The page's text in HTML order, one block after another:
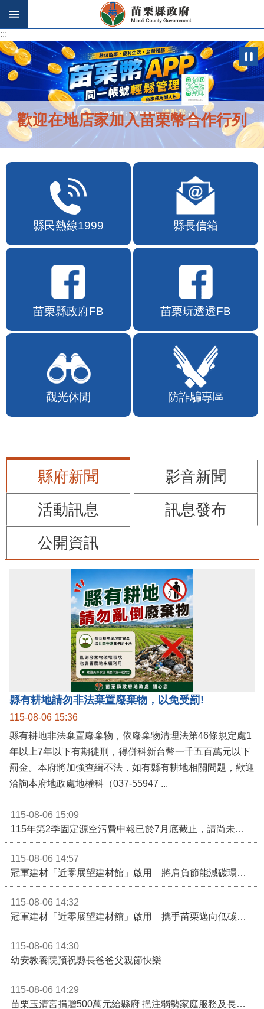
跳到主要內容區塊
:::
:::
歡迎在地店家加入苗栗幣合作行列
縣民熱線1999 縣長信箱
苗栗縣政府FB 苗栗玩透透FB
觀光休閒 防詐騙專區
縣府新聞
影音新聞
活動訊息
訊息發布
公開資訊
縣有耕地請勿非法棄置廢棄物，以免受罰!
115-08-06 15:36
縣有耕地非法棄置廢棄物，依廢棄物清理法第46條規定處1
年以上7年以下有期徒刑，得併科新台幣一千五百萬元以下
罰金。本府將加強查緝不法，如有縣有耕地相關問題，歡迎
115-08-06 15:09
115-08-06 14:57
115-08-06 14:32
115-08-06 14:30
幼安教養院預祝縣長爸爸父親節快樂
115-08-06 14:29